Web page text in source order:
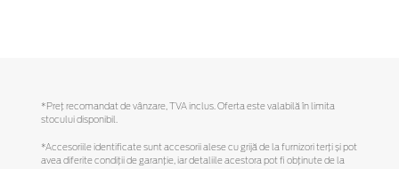
*Preţ recomandat de vânzare, TVA inclus. Oferta este valabilă în limita
stocului disponibil.
*Accesoriile identificate sunt accesorii alese cu grijă de la furnizori terți și pot
avea diferite condiții de garanție, iar detaliile acestora pot fi obținute de la